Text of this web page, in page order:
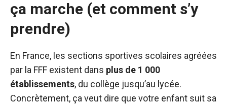
ça marche (et comment s’y
prendre)
En France, les sections sportives scolaires agréées
par la FFF existent dans plus de 1 000
établissements, du collège jusqu’au lycée.
Concrètement, ça veut dire que votre enfant suit sa